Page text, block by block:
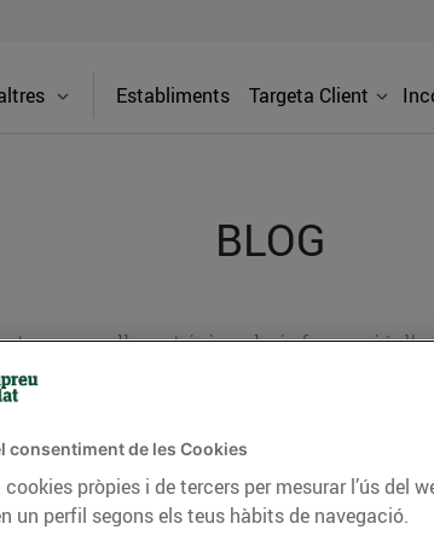
Establiments Targeta Client
BLOG
consells nutricionals, informació
CONSELLS I HÀBITS SALUDABLES ENERGIA
consentiment de les Cookies
pròpies i de tercers per mesurar l’ús del
un perfil segons els teus hàbits de navegació.